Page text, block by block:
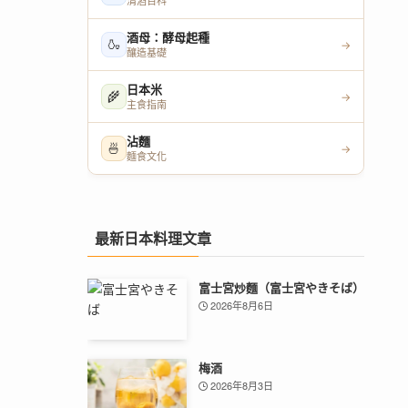
🍶 酒母：酵母起種
釀造基礎
→
🌾 日本米
主食指南
→
🍜 沾麵
麵食文化
→
最新日本料理文章
富士宮炒麵（富士宮やきそば）
2026年8月6日
梅酒
2026年8月3日